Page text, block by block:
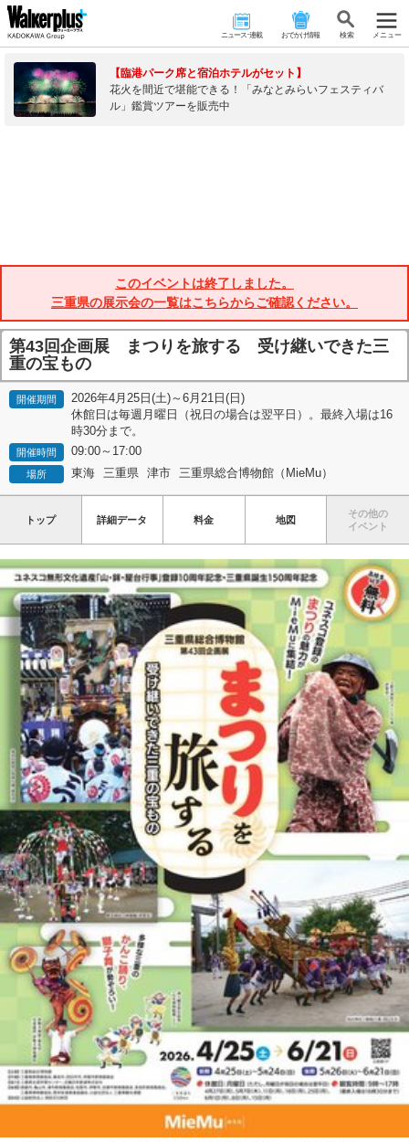
ニュース･連載 おでかけ情報 検 索 メニュー
【臨港パーク席と宿泊ホテルがセット】
花火を間近で堪能できる！「みなとみらいフェスティバ
ル」鑑賞ツアーを販売中
このイベントは終了しました。
三重県の展示会の一覧はこちらからご確認ください。
第43回企画展 まつりを旅する 受け継いできた三
重の宝もの
開催期間
2026年4月25日(土)～6月21日(日)
休館日は毎週月曜日（祝日の場合は翌平日）。最終入場は16
時30分まで。
開催時間 09:00～17:00
場所 東海 三重県 津市 三重県総合博物館（MieMu）
トップ 詳細データ 料金 地図
その他の
イベント